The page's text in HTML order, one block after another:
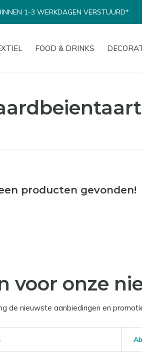
FOOD & DRINKS
1-3 WERKDAGEN VERSTUURD*
producten gevonden!
voor onze
de nieuwste aanbiedingen en